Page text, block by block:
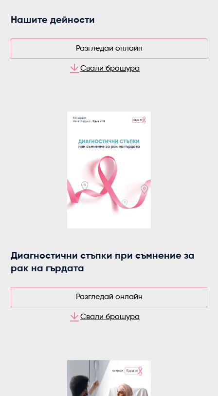
Нашите дейности
Разгледай онлайн
Свали брошура
Диагностични стъпки при съмнение за
рак на гърдата
Разгледай онлайн
Свали брошура